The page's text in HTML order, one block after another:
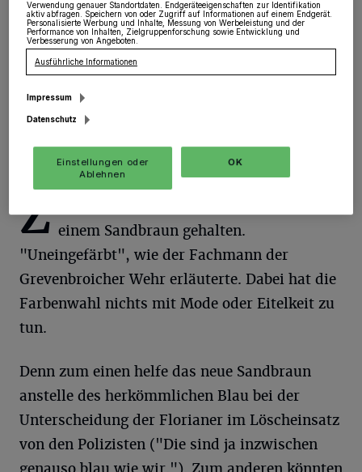
27.10.2016 , 08:10 Uhr 2 Minuten Lesezeit
Z einem Sandbraun gehalten.
"Uneingefärbt", wie der Fachmann der
Grevenbroicher Wehr erläuterte. Dabei hat die
Farbenwahl nichts mit Mode oder Eitelkeit zu
tun.
Denn zum einen helfe das neue Sandbraun
anstelle des herkömmlichen Blau bei der
Unterscheidung der Florianer im Löscheinsatz
von den Polizisten ("Die sind ja inzwischen
Verwendung genauer Standortdaten. Endgeräteeigenschaften zur Identifikation
aktiv abfragen. Speichern von oder Zugriff auf Informationen auf einem Endgerät.
Personalisierte Werbung und Inhalte, Messung von Werbeleistung und der
Performance von Inhalten, Zielgruppenforschung sowie Entwicklung und
Verbesserung von Angeboten.
Ausführliche Informationen
Impressum
Datenschutz
Einstellungen oder
Ablehnen
OK